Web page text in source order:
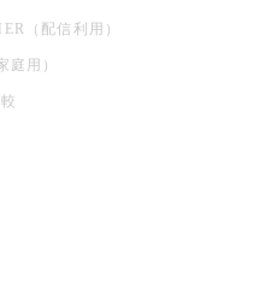
（配信利用）
庭用）